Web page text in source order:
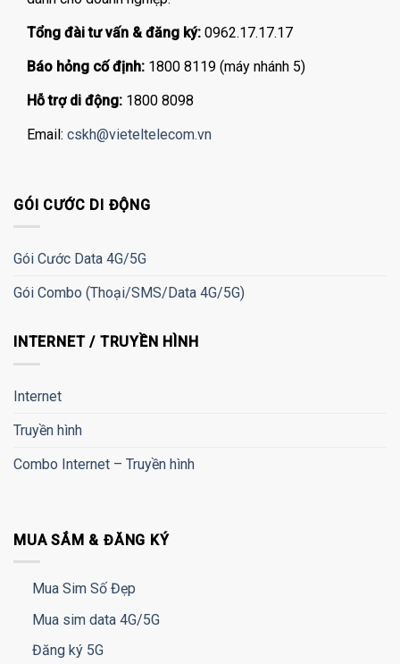
Tổng đài tư vấn & đăng ký: 0962.17.17.17
Báo hỏng cố định: 1800 8119 (máy nhánh 5)
Hỗ trợ di động: 1800 8098
Email: cskh@vieteltelecom.vn
GÓI CƯỚC DI ĐỘNG
Gói Cước Data 4G/5G
Gói Combo (Thoại/SMS/Data 4G/5G)
INTERNET / TRUYỀN HÌNH
Internet
Truyền hình
Combo Internet – Truyền hình
MUA SẮM & ĐĂNG KÝ
Mua Sim Số Đẹp
Mua sim data 4G/5G
Đăng ký 5G